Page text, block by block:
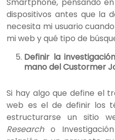
Smartphone, pensando
dispositivos antes que la
necesita mi usuario
mi web y qué tipo de
Definir la
mano del Custormer
Si hay algo que define el
web es el de definir los
estructurarse un sitio
Researcho